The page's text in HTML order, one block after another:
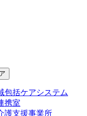
包括ケアシステム
携室
護支援事業所